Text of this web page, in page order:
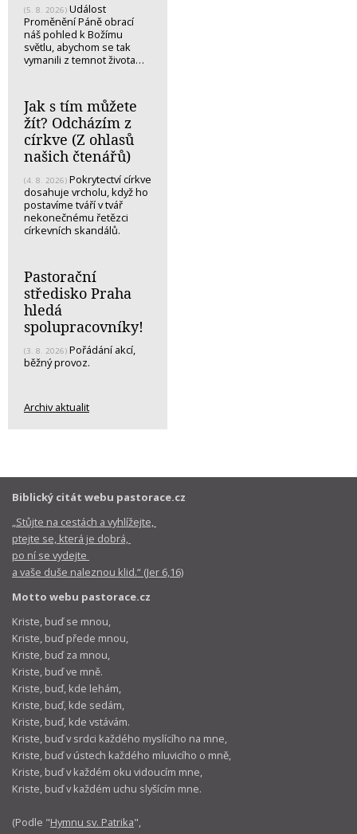
(5. 8. 2026) Událost
Proměnění Páně obrací
náš pohled k Božímu
světlu, abychom se tak
vymanili z temnot života…
Jak s tím můžete
žít? Odcházím z
církve (Z ohlasů
našich čtenářů)
(4. 8. 2026) Pokrytectví církve
dosahuje vrcholu, když ho
postavíme tváří v tvář
nekonečnému řetězci
církevních skandálů.
Pastorační
středisko Praha
hledá
spolupracovníky!
(3. 8. 2026) Pořádání akcí,
běžný provoz.
Archiv aktualit
Biblický citát webu pastorace.cz
„Stůjte na cestách a vyhlížejte,
ptejte se, která je dobrá,
po ní se vydejte
a vaše duše naleznou klid.“ (Jer 6,16)
Motto webu pastorace.cz
Kriste, buď se mnou,
Kriste, buď přede mnou,
Kriste, buď za mnou,
Kriste, buď ve mně.
Kriste, buď, kde lehám,
Kriste, buď, kde sedám,
Kriste, buď, kde vstávám.
Kriste, buď v srdci každého myslícího na mne,
Kriste, buď v ústech každého mluvicího o mně,
Kriste, buď v každém oku vidoucím mne,
Kriste, buď v každém uchu slyšícím mne.
(Podle "Hymnu sv. Patrika",